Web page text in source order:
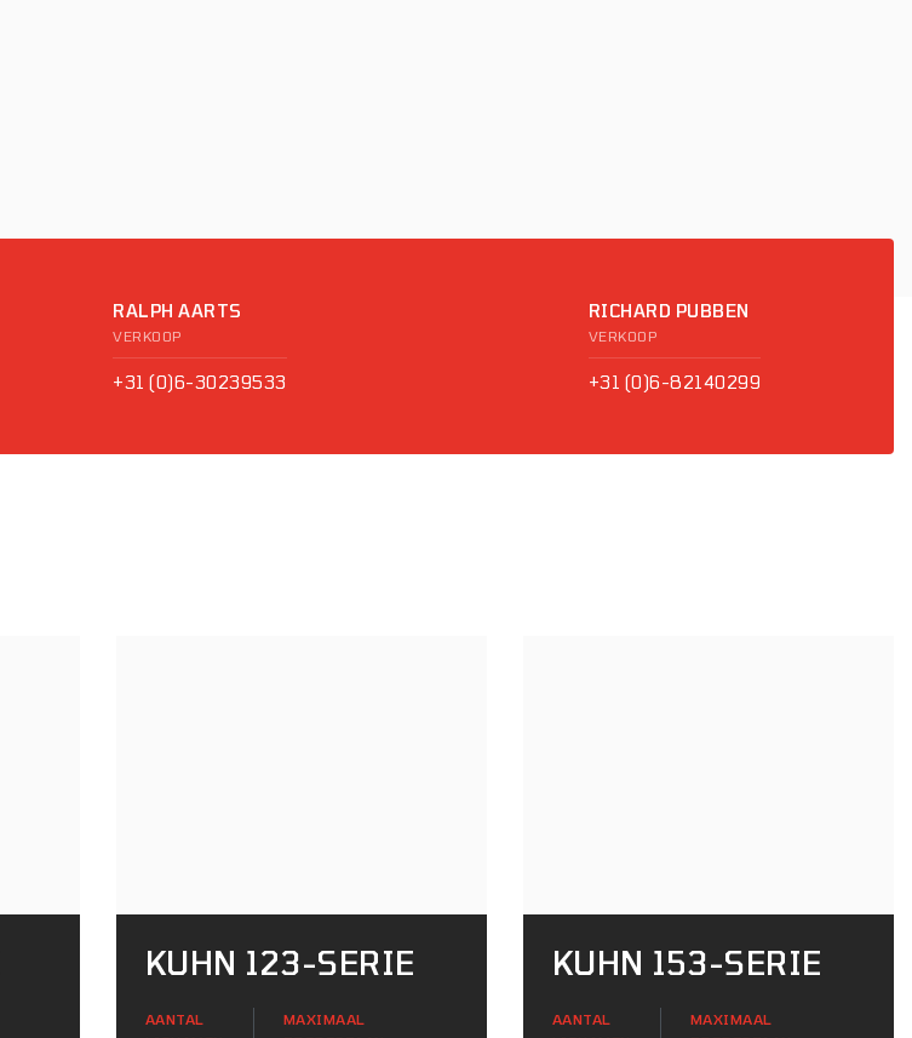
RALPH AARTS
VERKOOP
+31 (0)6-30239533
RICHARD PUBBEN
VERKOOP
+31 (0)6-82140299
KUHN 123-SERIE
AANTAL
MAXIMAAL
KUHN 153-SERIE
AANTAL
MAXIMAAL